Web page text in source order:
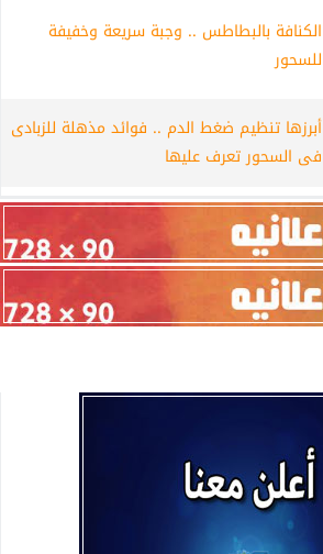
الكنافة بالبطاطس .. وجبة سريعة وخفيفة
للسحور
أبرزها تنظيم ضغط الدم .. فوائد مذهلة للزبادى
فى السحور تعرف عليها